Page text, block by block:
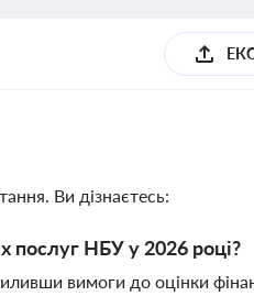
Ви дізнаєтесь:
послуг НБУ у 2026 році?
вимоги до оцінки